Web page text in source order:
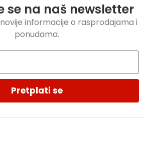
se na naš newsletter
informacije o rasprodajama i
ponudama.
Pretplati se